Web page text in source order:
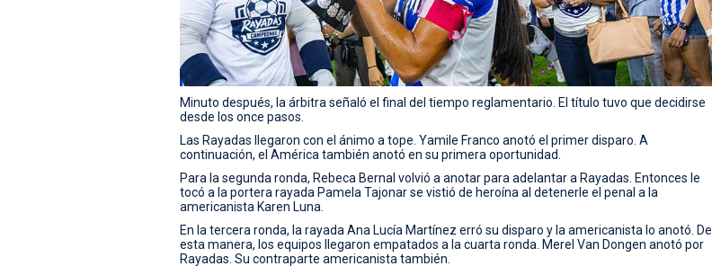
Minuto después, la árbitra señaló el final del tiempo reglamentario. El título tuvo que decidirse
desde los once pasos.
Las Rayadas llegaron con el ánimo a tope. Yamile Franco anotó el primer disparo. A
continuación, el América también anotó en su primera oportunidad.
Para la segunda ronda, Rebeca Bernal volvió a anotar para adelantar a Rayadas. Entonces le
tocó a la portera rayada Pamela Tajonar se vistió de heroína al detenerle el penal a la
americanista Karen Luna.
En la tercera ronda, la rayada Ana Lucía Martínez erró su disparo y la americanista lo anotó. De
esta manera, los equipos llegaron empatados a la cuarta ronda. Merel Van Dongen anotó por
Rayadas. Su contraparte americanista también.